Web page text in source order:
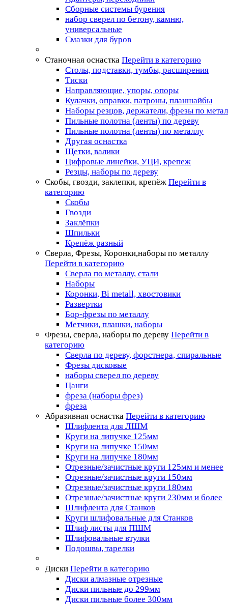
Сборные системы бурения
набор сверел по бетону, камню,
универсальные
Смазки для буров
Станочная оснастка Перейти в категорию
Столы, подставки, тумбы, расширения
Тиски
Направляющие, упоры, опоры
Кулачки, оправки, патроны, планшайбы
Наборы резцов, держатели, фрезы по
Пильные полотна (ленты) по дереву
Пильные полотна (ленты) по металлу
Другая оснастка
Щетки, валики
Цифровые линейки, УЦИ, крепеж
Резцы, наборы по дереву
Скобы, гвозди, заклепки, крепёж Перейти в
категорию
Скобы
Гвозди
Заклёпки
Шпильки
Крепёж разный
Сверла, Фрезы, Коронки,наборы по металлу
Перейти в категорию
Сверла по металлу, стали
Наборы
Коронки, Bi metall, хвостовики
Развертки
Бор-фрезы по металлу
Метчики, плашки, наборы
Фрезы, сверла, наборы по дереву Перейти в
категорию
Сверла по дереву, форстнера, спиральные
Фрезы дисковые
наборы сверел по дереву
Цанги
фреза (наборы фрез)
фреза
Абразивная оснастка Перейти в категорию
Шлифлента для ЛШМ
Круги на липучке 125мм
Круги на липучке 150мм
Круги на липучке 180мм
Отрезные/зачистные круги 125мм и менее
Отрезные/зачистные круги 150мм
Отрезные/зачистные круги 180мм
Отрезные/зачистные круги 230мм и более
Шлифлента для Станков
Круги шлифовальные для Станков
Шлиф листы для ПШМ
Шлифовальные втулки
Подошвы, тарелки
Диски Перейти в категорию
Диски алмазные отрезные
Диски пильные до 299мм
Диски пильные более 300мм